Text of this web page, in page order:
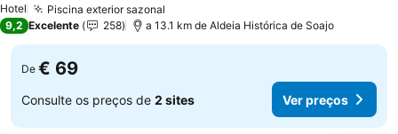
Hotel Piscina exterior sazonal
9,2 Excelente 258 a 13.1 km de Aldeia Histórica de Soajo
De € 69
Consulte os preços de 2 sites Ver preços